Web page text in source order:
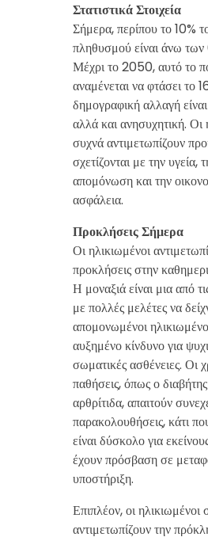
Στατιστικά Στοιχεία
Σήμερα, περίπου το 10%
πληθυσμού είναι άνω
Μέχρι το 2050, αυτό το
αναμένεται να φτάσει το
δημογραφική αλλαγή
αλλά και ανησυχητική. Οι
συχνά αντιμετωπίζουν
σχετίζονται με την υγεία,
απομόνωση και την
ασφάλεια.
Προκλήσεις Σήμερα
Οι ηλικιωμένοι
προκλήσεις στην
Η μοναξιά είναι μια από
με πολλές μελέτες να
απομονωμένοι
αυξημένο κίνδυνο για
σωματικές ασθένειες. Οι
παθήσεις, όπως ο
αρθρίτιδα, απαιτούν
παρακολουθήσεις, κάτι
είναι δύσκολο για
έχουν πρόσβαση σε
υποστήριξη.
Επιπλέον, οι ηλικιωμένοι
αντιμετωπίζουν την